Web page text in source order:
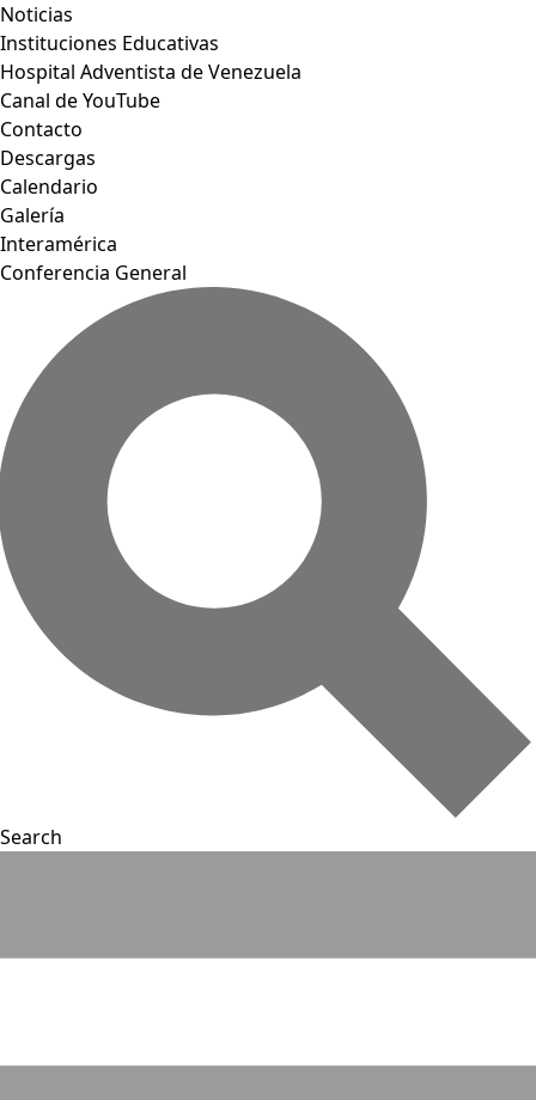
Noticias
Instituciones Educativas
Hospital Adventista de Venezuela
Canal de YouTube
Contacto
Descargas
Calendario
Galería
Interamérica
Conferencia General
Search